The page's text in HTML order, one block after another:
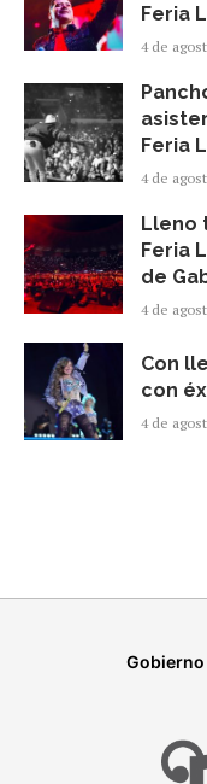
Feria
4 de
Feria
4 de
Lleno
Feria
de
4 de
Con
con
4 de
Gobierno